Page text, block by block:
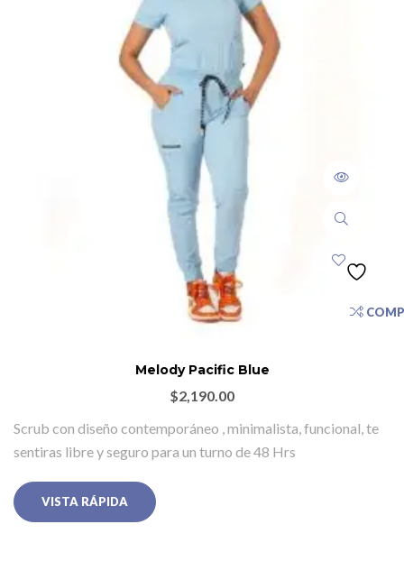
Melody Pacific Blue
$2,190.00
Scrub con diseño contemporáneo , minimalista, funcional, te
sentiras libre y seguro para un turno de 48 Hrs
VISTA RÁPIDA